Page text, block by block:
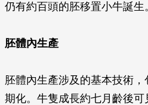
仍有約百頭的胚移置小牛誕生
胚體內生產
胚體內生產涉及的基本技術
期化。牛隻成長約七月齡後